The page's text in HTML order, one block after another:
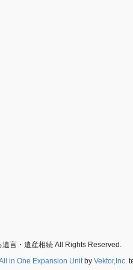
言・遺産相続 All Rights Reserved.
in One Expansion Unitby Vektor,Inc.